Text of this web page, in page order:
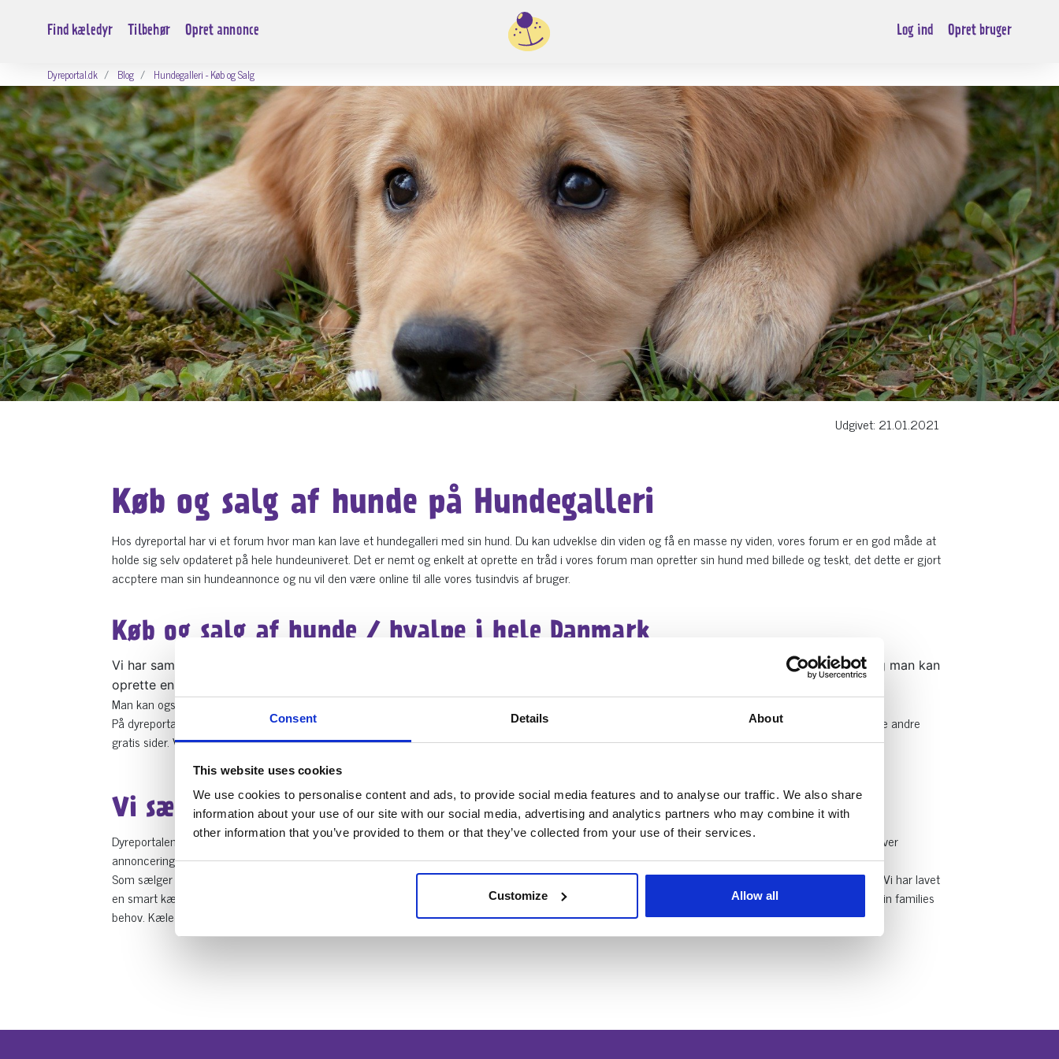
Consent Details About
This website uses cookies
We use cookies to personalise content and ads, to provide social media features and to analyse our traffic. We also share
information about your use of our site with our social media, advertising and analytics partners who may combine it with
other information that you’ve provided to them or that they’ve collected from your use of their services.
Customize Allow all
Log ind Opret bruger
Find kæledyr Tilbehør Opret annonce
Dyreportal.dk Blog Hundegalleri - Køb og Salg
Køb og salg af hunde på Hundegalleri
Hos dyreportal har vi et forum hvor man kan lave et hundegalleri med sin hund. Du kan udveklse din viden og få en masse ny viden, vores forum er en god måde at
holde sig selv opdateret på hele hundeuniveret. Det er nemt og enkelt at oprette en tråd i vores forum man opretter sin hund med billede og teskt, det dette er gjort
accptere man sin hundeannonce og nu vil den være online til alle vores tusindvis af bruger.
Køb og salg af hunde / hvalpe i hele Danmark
Vi har samlet Danmark bedste og støreste overblik over dyr som er til salg. På Siden kan du sælge dine skønne dyr helt gratis og man kan
oprette en opdrætter salgsside hvis man er
Man kan også bare lave en alm salgsannonce helt gratis.
På dyreportal.dk sikre man sig seriøse henvendelser fordi bruger skal betale for at kontakte sælger. På dyreportal.dk vil du opleve seriøsitet fremfor alle de andre
gratis sider. Vi går op i at jeres dyr finder det rette hjem hvilket også var grunden til denne portal blev skabt.
Vi sælger i hele landet
Dyreportalen er landsdækkene fordi vi er en digital forretning. Vi fokusere på at lave vores annoncering så dit dyr kommer ud til de rette mennesker. Vi laver
annoncering for vores sælger 100% gratis!
Som sælger hos dyreportal.dk kommer du til at opleve: Ingen unødige opkald, kvalificeret køber, ingen skjule gebyr det er 100% gratis for dig som sælger. Vi har lavet
en smart kæledyrsagent hvor du kan taste ind hvilken race du søger og nu vil du så modtage en mail hvergang der er en an race som matcher dine og din families
behov. Kæledyrsagenten finder du under min profil eller klik her:Kæledyrsagent
Udgivet: 21.01.2021